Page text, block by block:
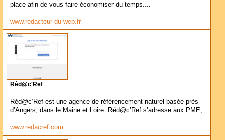
place afin de vous faire économiser du temps....
www.redacteur-du-web.fr
Réd@c'Ref
Réd@c’Ref est une agence de référencement naturel basée près
d’Angers, dans le Maine et Loire. Réd@c’Ref s’adresse aux PME,...
www.redacref.com